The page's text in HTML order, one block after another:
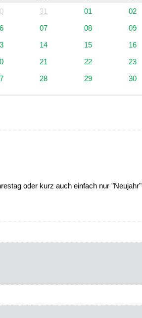
31 01 02
07 08 09
14 15 16
21 22 23
28 29 30
oder kurz auch einfach nur "Neujahr"